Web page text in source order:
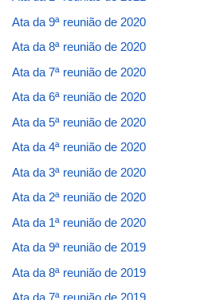
Ata da 9ª reunião de 2020
Ata da 8ª reunião de 2020
Ata da 7ª reunião de 2020
Ata da 6ª reunião de 2020
Ata da 5ª reunião de 2020
Ata da 4ª reunião de 2020
Ata da 3ª reunião de 2020
Ata da 2ª reunião de 2020
Ata da 1ª reunião de 2020
Ata da 9ª reunião de 2019
Ata da 8ª reunião de 2019